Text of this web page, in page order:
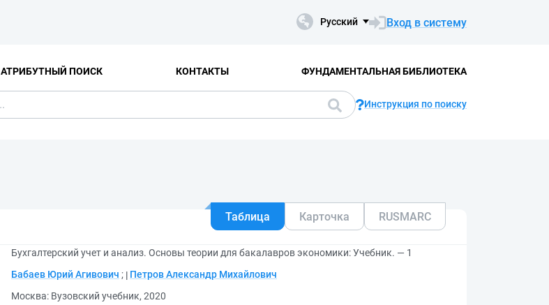
Русский Вход в систему
АТРИБУТНЫЙ ПОИСК КОНТАКТЫ ФУНДАМЕНТАЛЬНАЯ БИБЛИОТЕКА
Инструкция по поиску
Таблица Карточка RUSMARC
Бухгалтерский учет и анализ. Основы теории для бакалавров экономики: Учебник. — 1
Бабаев Юрий Агивович ;
Петров Александр Михайлович
Москва: Вузовский учебник, 2020